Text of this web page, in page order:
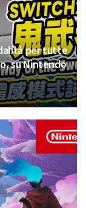
per tutte
su Nintendo